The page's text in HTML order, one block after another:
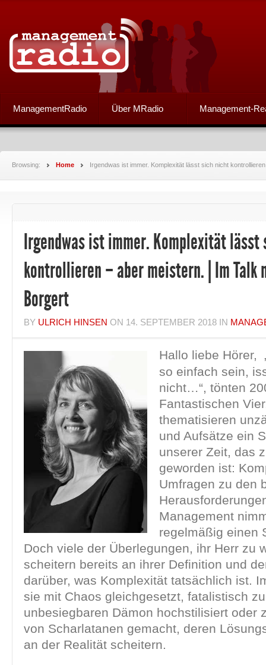
ManagementRadio Über MRadio Management-
Browsing: Home Irgendwas ist immer. Komplexität lässt sich nicht
Irgendwas ist immer. Komplexität
kontrollieren – aber meistern. | Im Talk
Borgert
BY ULRICH HINSEN ON 14. SEPTEMBER 2018 IN
Hallo liebe Hörer,
so einfach sein,
nicht…“, tönten
Fantastischen
thematisieren
und Aufsätze ein
unserer Zeit, das
geworden ist:
Umfragen zu den
Management
regelmäßig einen
Doch viele der Überlegungen, ihr Herr zu
scheitern bereits an ihrer Definition und
darüber, was Komplexität tatsächlich ist.
sie mit Chaos gleichgesetzt, fatalistisch
unbesiegbaren Dämon hochstilisiert oder
von Scharlatanen gemacht, deren
an der Realität scheitern.